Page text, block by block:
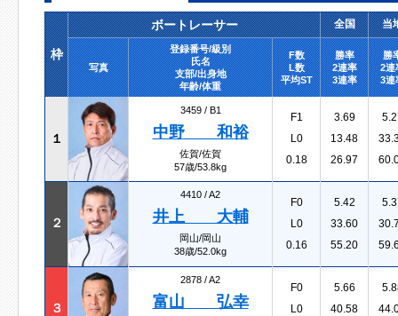
枠
ボートレーサー 全国 当
写真
登録番号/級別
氏名
支部/出身地
年齢/体重
F数
L数
平均ST
勝率
2連率
3連率
勝
2連
3連
１
3459 / B1
中野 和裕
佐賀/佐賀
57歳/53.8kg
F1
L0
0.18
3.69
13.48
26.97
２
4410 /A2
井上 大輔
岡山/岡山
38歳/52.0kg
F0
L0
0.16
5.42
33.60
55.20
３
2878 /A2
富山 弘幸
F0
L0
5.66
40.58